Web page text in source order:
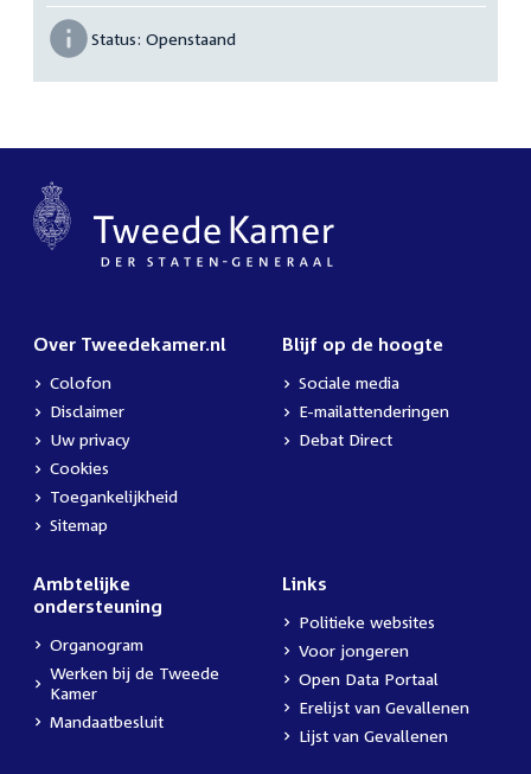
Status: Openstaand
Over Tweedekamer.nl
Colofon
Disclaimer
Uw privacy
Cookies
Toegankelijkheid
Sitemap
Blijf op de hoogte
Sociale media
E-mailattenderingen
Debat Direct
Ambtelijke
ondersteuning
Organogram
Werken bij de Tweede
Kamer
Mandaatbesluit
Links
Politieke websites
Voor jongeren
Open Data Portaal
Erelijst van Gevallenen
Lijst van Gevallenen